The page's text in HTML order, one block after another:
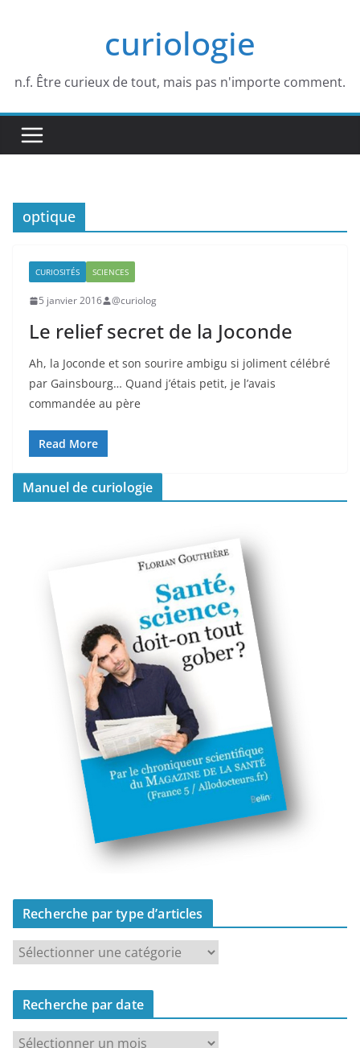
curiologie
n.f. Être curieux de tout, mais pas n'importe comment.
optique
CURIOSITÉS SCIENCES
5 janvier 2016 @curiolog
Le relief secret de la Joconde
Ah, la Joconde et son sourire ambigu si joliment célébré
par Gainsbourg… Quand j’étais petit, je l’avais
commandée au père
Read More
Manuel de curiologie
Recherche par type d’articles
c
e
Recherche par date